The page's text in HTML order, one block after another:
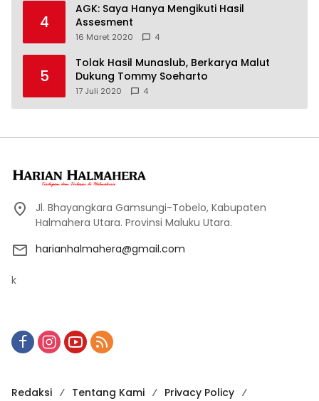
4
AGK: Saya Hanya Mengikuti Hasil
Assesment
16 Maret 2020 4
5
Tolak Hasil Munaslub, Berkarya Malut
Dukung Tommy Soeharto
17 Juli 2020 4
Jl. Bhayangkara Gamsungi-Tobelo, Kabupaten
Halmahera Utara. Provinsi Maluku Utara.
harianhalmahera@gmail.com
k
Redaksi Tentang Kami Privacy Policy